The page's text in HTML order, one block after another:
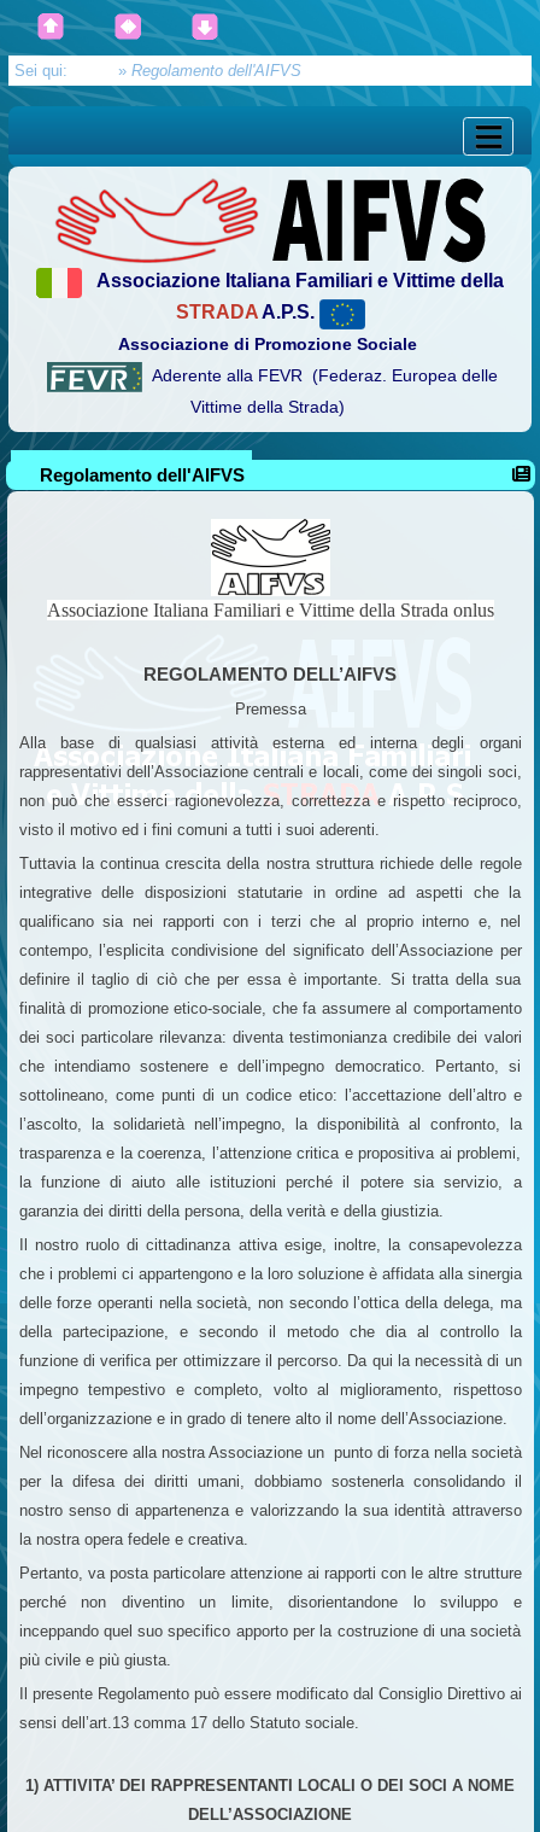
Sei qui: » Regolamento dell'AIFVS
Associazione Italiana Familiari e Vittime della
STRADAA.P.S.
Associazione di Promozione Sociale
Aderente alla FEVR (Federaz. Europea delle
Vittime della Strada)
Regolamento dell'AIFVS
Associazione Italiana Familiari e Vittime della Strada onlus
REGOLAMENTO DELL’AIFVS
Premessa
Alla base di qualsiasi attività esterna ed interna degli organi
rappresentativi dell’Associazione centrali e locali, come dei singoli soci,
non può che esserci ragionevolezza, correttezza e rispetto reciproco,
visto il motivo ed i fini comuni a tutti i suoi aderenti.
Tuttavia la continua crescita della nostra struttura richiede delle regole
integrative delle disposizioni statutarie in ordine ad aspetti che la
qualificano sia nei rapporti con i terzi che al proprio interno e, nel
contempo, l’esplicita condivisione del significato dell’Associazione per
definire il taglio di ciò che per essa è importante. Si tratta della sua
finalità di promozione etico-sociale, che fa assumere al comportamento
dei soci particolare rilevanza: diventa testimonianza credibile dei valori
che intendiamo sostenere e dell’impegno democratico. Pertanto, si
sottolineano, come punti di un codice etico: l’accettazione dell’altro e
l’ascolto, la solidarietà nell’impegno, la disponibilità al confronto, la
trasparenza e la coerenza, l’attenzione critica e propositiva ai problemi,
la funzione di aiuto alle istituzioni perché il potere sia servizio, a
garanzia dei diritti della persona, della verità e della giustizia.
Il nostro ruolo di cittadinanza attiva esige, inoltre, la consapevolezza
che i problemi ci appartengono e la loro soluzione è affidata alla sinergia
delle forze operanti nella società, non secondo l’ottica della delega, ma
della partecipazione, e secondo il metodo che dia al controllo la
funzione di verifica per ottimizzare il percorso. Da qui la necessità di un
impegno tempestivo e completo, volto al miglioramento, rispettoso
dell’organizzazione e in grado di tenere alto il nome dell’Associazione.
Nel riconoscere alla nostra Associazione un punto di forza nella società
per la difesa dei diritti umani, dobbiamo sostenerla consolidando il
nostro senso di appartenenza e valorizzando la sua identità attraverso
la nostra opera fedele e creativa.
Pertanto, va posta particolare attenzione ai rapporti con le altre strutture
perché non diventino un limite, disorientandone lo sviluppo e
inceppando quel suo specifico apporto per la costruzione di una società
più civile e più giusta.
Il presente Regolamento può essere modificato dal Consiglio Direttivo ai
sensi dell’art.13 comma 17 dello Statuto sociale.
1) ATTIVITA’ DEI RAPPRESENTANTI LOCALI O DEI SOCI A NOME
DELL’ASSOCIAZIONE